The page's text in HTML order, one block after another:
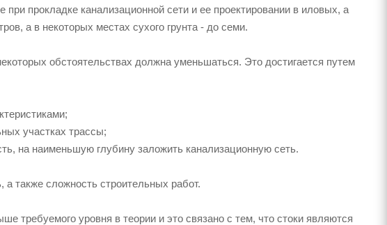
прокладке канализационной сети и ее проектировании в иловых, а
а в некоторых местах сухого грунта - до семи.
обстоятельствах должна уменьшаться. Это достигается путем
участках трассы;
на наименьшую глубину заложить канализационную сеть.
также сложность строительных работ.
требуемого уровня в теории и это связано с тем, что стоки являются